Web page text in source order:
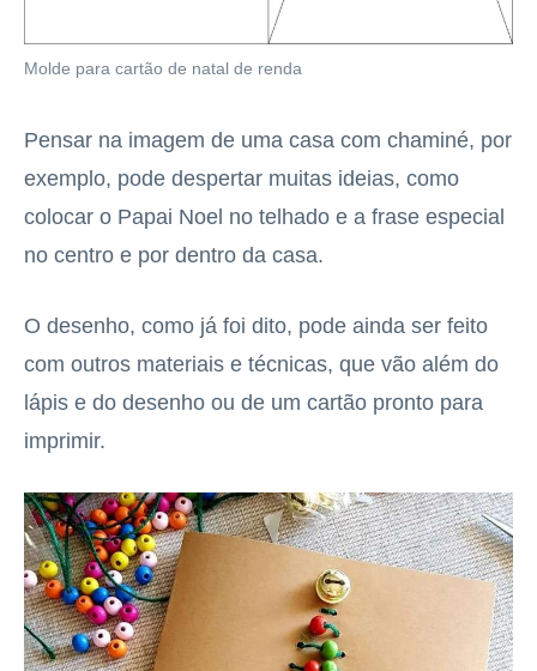
Molde para cartão de natal de renda
Pensar na imagem de uma casa com chaminé, por
exemplo, pode despertar muitas ideias, como
colocar o Papai Noel no telhado e a frase especial
no centro e por dentro da casa.
O desenho, como já foi dito, pode ainda ser feito
com outros materiais e técnicas, que vão além do
lápis e do desenho ou de um cartão pronto para
imprimir.